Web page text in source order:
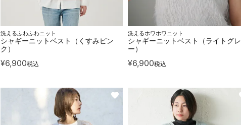
洗えるふわふわニット
シャギーニットベスト（くすみピン
ク）
¥6,900税込
洗えるホワホワニット
シャギーニットベスト（ライトグレ
ー）
¥6,900税込